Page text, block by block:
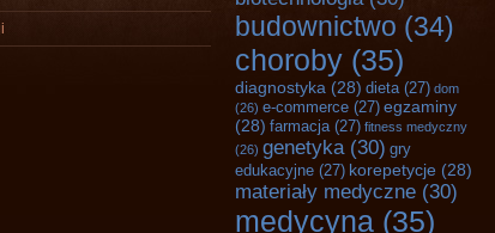
budownictwo (34)
choroby (35)
diagnostyka (28) dieta(27) dom
(26) e-commerce (27) egzaminy
(28) farmacja(27) fitness medyczny
(26) genetyka(30) gry
edukacyjne (27) korepetycje (28)
materiały medyczne (30)
medycyna (35)